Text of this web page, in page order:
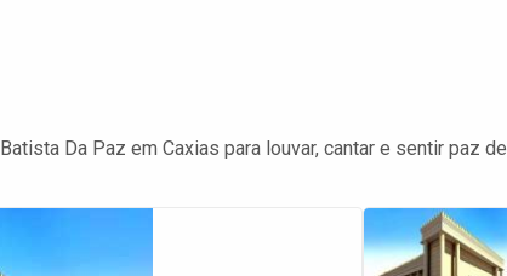
Da Paz em Caxias para louvar, cantar e sentir paz de